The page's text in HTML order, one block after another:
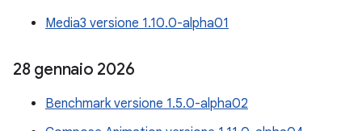
Media3 versione 1.10.0-alpha01
28 gennaio 2026
Benchmark versione 1.5.0-alpha02